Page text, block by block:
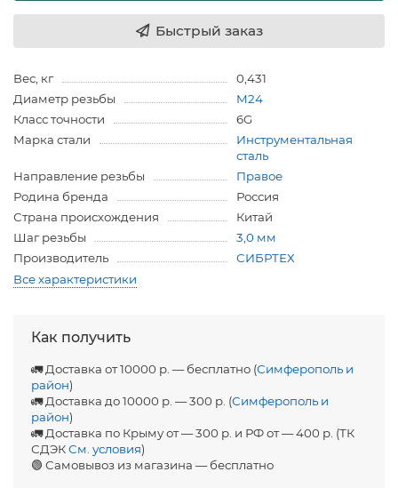
Быстрый заказ
Вес, кг
0,431
Диаметр резьбы
M24
Класс точности
6G
Марка стали
Инструментальная
сталь
Направление резьбы
Правое
Родина бренда
Россия
Страна происхождения
Китай
Шаг резьбы
3,0 мм
Производитель
СИБРТЕХ
Все характеристики
Как получить
🚛 Доставка от 10000 р. — бесплатно (Симферополь и
район)
🚛 Доставка до 10000 р. — 300 р. (Симферополь и
район)
🚛 Доставка по Крыму от — 300 р. и РФ от — 400 р. (ТК
СДЭКСм. условия)
🟢 Самовывоз из магазина — бесплатно